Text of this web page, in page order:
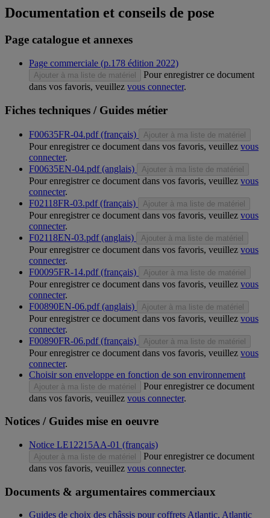
Documentation et conseils de pose
Page catalogue et annexes
Page commerciale (p.178 édition 2022)
Ajouter à ma liste de matériel
Pour enregistrer ce document
dans vos favoris, veuillez vous connecter.
Fiches techniques / Guides métier
F00635FR-04.pdf (français) Ajouter à ma liste de matériel
Pour enregistrer ce document dans vos favoris, veuillez vous
connecter.
F00635EN-04.pdf (anglais)
Ajouter à ma liste de matériel
Pour enregistrer ce document dans vos favoris, veuillez vous
connecter.
F02118FR-03.pdf (français)
Ajouter à ma liste de matériel
Pour enregistrer ce document dans vos favoris, veuillez vous
connecter.
F02118EN-03.pdf (anglais)
Ajouter à ma liste de matériel
Pour enregistrer ce document dans vos favoris, veuillez vous
connecter.
F00095FR-14.pdf (français)
Ajouter à ma liste de matériel
Pour enregistrer ce document dans vos favoris, veuillez vous
connecter.
F00890EN-06.pdf (anglais)
Ajouter à ma liste de matériel
Pour enregistrer ce document dans vos favoris, veuillez vous
connecter.
F00890FR-06.pdf (français)
Ajouter à ma liste de matériel
Pour enregistrer ce document dans vos favoris, veuillez vous
connecter.
Choisir son enveloppe en fonction de son environnement
Ajouter à ma liste de matériel
Pour enregistrer ce document
dans vos favoris, veuillez vous connecter.
Notices / Guides mise en oeuvre
Notice LE12215AA-01 (français)
Ajouter à ma liste de matériel
Pour enregistrer ce document
dans vos favoris, veuillez vous connecter.
Documents & argumentaires commerciaux
Guides de choix des châssis pour coffrets Atlantic, Atlantic